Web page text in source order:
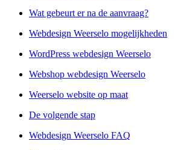
Wat gebeurt er na de aanvraag?
Webdesign Weerselo mogelijkheden
WordPress webdesign Weerselo
Webshop webdesign Weerselo
Weerselo website op maat
De volgende stap
Webdesign Weerselo FAQ